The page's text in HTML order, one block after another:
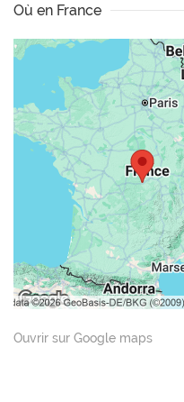
Où en France
Ouvrir sur Google maps